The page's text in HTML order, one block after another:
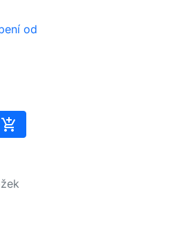
od

Přidat do košíku